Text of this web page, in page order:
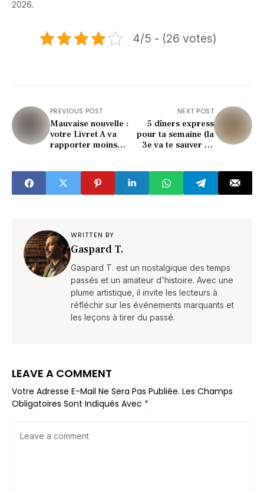
2026.
4/5 - (26 votes)
PREVIOUS POST
Mauvaise nouvelle :
votre Livret A va
rapporter moins
gros)
NEXT POST
5 dîners express
pour ta semaine (la
3e va te sauver un
WRITTEN BY
Gaspard T.
Gaspard T. est un nostalgique des temps
passés et un amateur d'histoire. Avec une
plume artistique, il invite les lecteurs à
réfléchir sur les événements marquants et
les leçons à tirer du passé.
LEAVE A COMMENT
Votre Adresse E-Mail Ne Sera Pas Publiée. Les Champs
Obligatoires Sont Indiqués Avec *